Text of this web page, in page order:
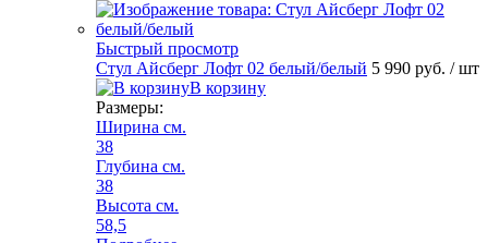
Быстрый просмотр
Стул Айсберг Лофт 02 белый/белый 5 990 руб. / шт
В корзину
Размеры:
Ширина см.
38
Глубина см.
38
Высота см.
58,5